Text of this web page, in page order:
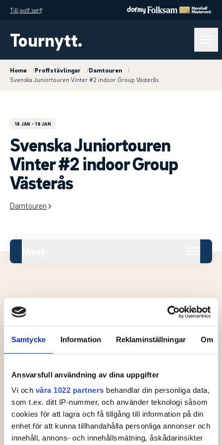
Samtycke Information Reklaminställningar Om
Ansvarsfull användning av dina uppgifter
Vi och våra 1022 partners behandlar din personliga data,
som t.ex. ditt IP-nummer, och använder teknologi såsom
cookies för att lagra och få tillgång till information på din
enhet för att kunna tillhandahålla personliga annonser och
innehåll, annons- och innehållsmätning, åskådarinsikter
Till golf.se
Tournytt.
Home /Proffstävlingar /Damtouren
/
Svenska Juniortouren Vinter #2 indoor Group Västerås
18 JAN - 18 JAN
Svenska Juniortouren
Vinter #2 indoor Group
Västerås
Damtouren
Leaderboard.
Inga resultat tillgängliga ännu.